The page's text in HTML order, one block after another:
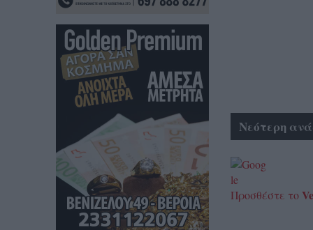
Νεότερη
Προσθέστε το